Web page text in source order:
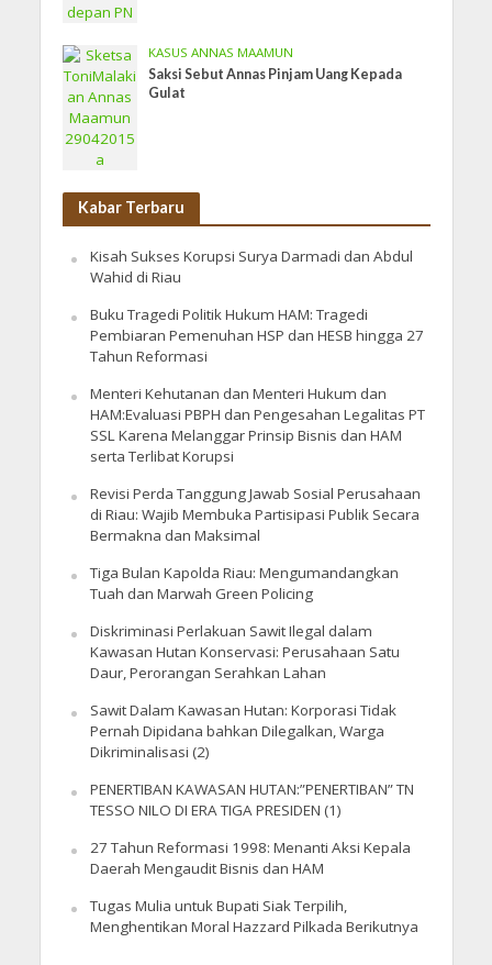
KASUS ANNAS MAAMUN
Saksi Sebut Annas Pinjam Uang Kepada
Gulat
Kabar Terbaru
Kisah Sukses Korupsi Surya Darmadi dan Abdul
Wahid di Riau
Buku Tragedi Politik Hukum HAM: Tragedi
Pembiaran Pemenuhan HSP dan HESB hingga 27
Tahun Reformasi
Menteri Kehutanan dan Menteri Hukum dan
HAM:Evaluasi PBPH dan Pengesahan Legalitas PT
SSL Karena Melanggar Prinsip Bisnis dan HAM
serta Terlibat Korupsi
Revisi Perda Tanggung Jawab Sosial Perusahaan
di Riau: Wajib Membuka Partisipasi Publik Secara
Bermakna dan Maksimal
Tiga Bulan Kapolda Riau: Mengumandangkan
Tuah dan Marwah Green Policing
Diskriminasi Perlakuan Sawit Ilegal dalam
Kawasan Hutan Konservasi: Perusahaan Satu
Daur, Perorangan Serahkan Lahan
Sawit Dalam Kawasan Hutan: Korporasi Tidak
Pernah Dipidana bahkan Dilegalkan, Warga
Dikriminalisasi (2)
PENERTIBAN KAWASAN HUTAN:”PENERTIBAN” TN
TESSO NILO DI ERA TIGA PRESIDEN (1)
27 Tahun Reformasi 1998: Menanti Aksi Kepala
Daerah Mengaudit Bisnis dan HAM
Tugas Mulia untuk Bupati Siak Terpilih,
Menghentikan Moral Hazzard Pilkada Berikutnya